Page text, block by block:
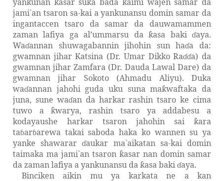
ƙ ƙ
jami`an tsaron sa-kai a yankunansu domin samar da
ingantaccen tsaro da samar da dauwamammen
zaman lafiya ga al’ummarsu daƙasa bakiɗaya.
Waɗannan shuwagabannin jihohin sun haɗa da:
gwamnan jihar Katsina (Dr. Umar Dikko Raɗɗa) da
gwamnan jihar Zamfara (Dr. Dauda Lawal Dare) da
gwamnan jihar Sokoto (Ahmadu Aliyu). Duka
waɗannan jahohi guda uku suna maƙwaftaka da
juna, sune waɗan da harkar rashin tsaro ke cima
tuwo aƙwarya, rashin tsaro ya addabesu a
kodayaushe harkar tsaron jahohin sai
ƙara
taɓarɓarewa takai saboda haka ko wannen su ya
yanke shawararɗaukar ma`aikatan sa-kai domin
taimaka ma jami`an tsaron ƙasar nan domin samar
da zaman lafiya a yankunansu da ƙasa baki ɗaya.
Binciken aikin mu ya karkata ne a kan